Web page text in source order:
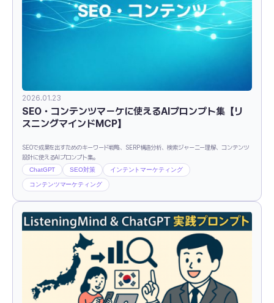
2026.01.23
SEO・コンテンツマーケに使えるAIプロンプト集【リ
スニングマインドMCP】
SEOで成果を出すためのキーワード戦略、SERP構造分析、検索ジャーニー理解、コンテンツ
設計に使えるAIプロンプト集。
ChatGPT SEO対策 インテントマーケティング
コンテンツマーケティング